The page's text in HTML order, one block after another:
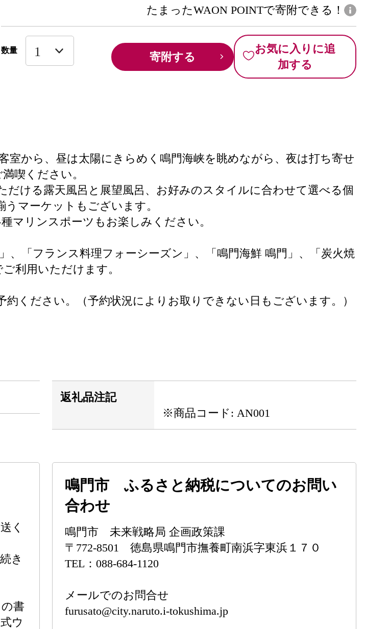
たまったWAON POINTで寄附できる！
数量 寄附する
お気に入りに追
加する
室から、昼は太陽にきらめく鳴門海峡を眺めながら、夜は打ち寄せ
喫ください。
だける露天風呂と展望風呂、お好みのスタイルに合わせて選べる個
マーケットもございます。
マリンスポーツもお楽しみください。
、「フランス料理フォーシーズン」、「鳴門海鮮 鳴門」、「炭火焼
利用いただけます。
ください。（予約状況によりお取りできない日もございます。）
返礼品注記
※商品コード: AN001
く
き
書
ウ
鳴門市 ふるさと納税についてのお問い
合わせ
鳴門市 未来戦略局 企画政策課
〒772-8501 徳島県鳴門市撫養町南浜字東浜１７０
TEL：088-684-1120
メールでのお問合せ
furusato@city.naruto.i-tokushima.jp